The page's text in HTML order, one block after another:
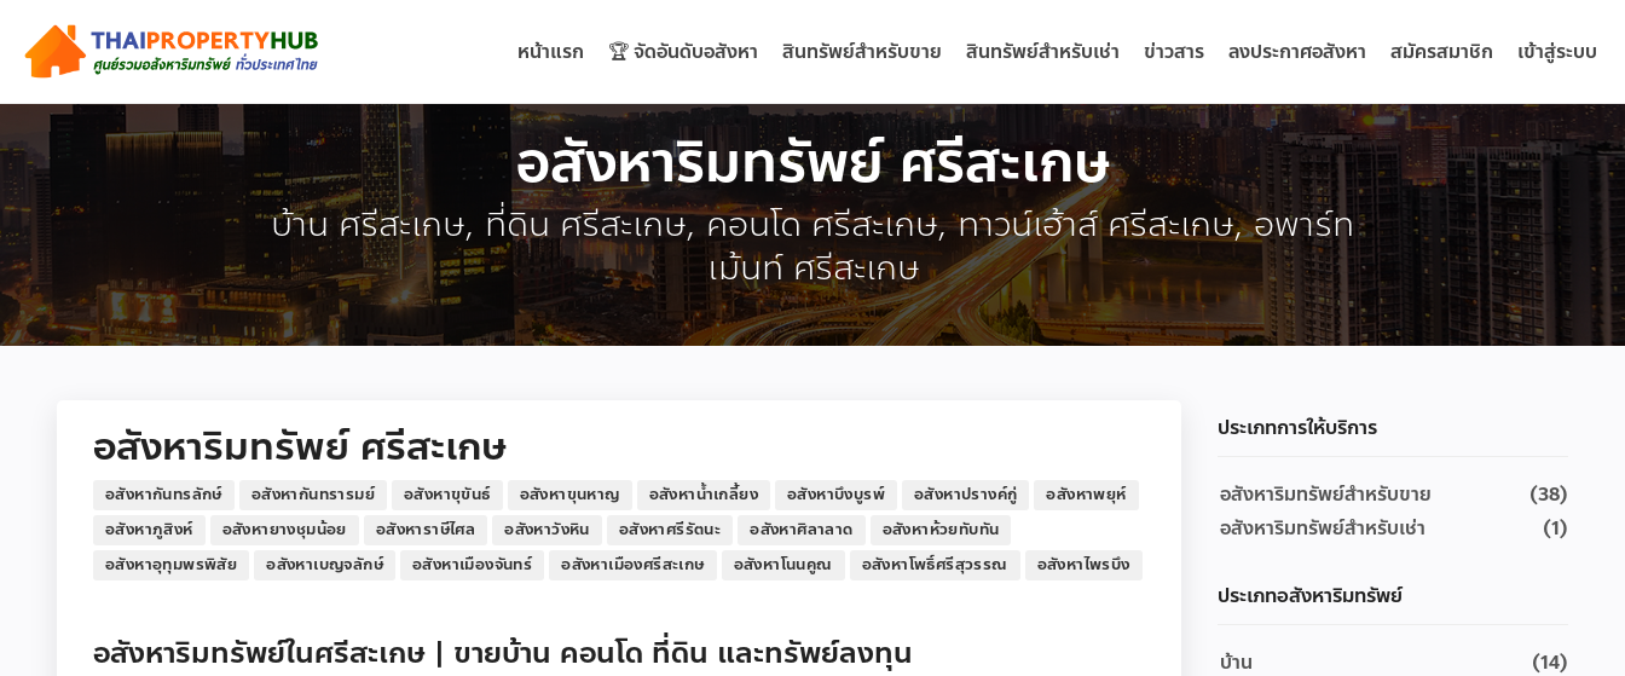
หน้าแรก 🏆 จัดอันดับอสังหา สินทรัพย์สำหรับขาย สินทรัพย์สำหรับเช่า ข่าวสาร ลงประกาศอสังหา สมัครสมาชิก เข้าสู่ระบบ
อสังหาริมทรัพย์ ศรีสะเกษ
บ้าน ศรีสะเกษ, ที่ดิน ศรีสะเกษ, คอนโด ศรีสะเกษ, ทาวน์เฮ้าส์ ศรีสะเกษ, อพาร์ท
เม้นท์ ศรีสะเกษ
อสังหาริมทรัพย์ ศรีสะเกษ
อสังหากันทรลักษ์ อสังหากันทรารมย์ อสังหาขุขันธ์ อสังหาขุนหาญ อสังหาน้ำเกลี้ยง อสังหาบึงบูรพ์ อสังหาปรางค์กู่
อสังหาพยุห์
อสังหาภูสิงห์
อสังหายางชุมน้อย อสังหาราษีไศล อสังหาวังหิน อสังหาศรีรัตนะ อสังหาศิลาลาด
อสังหาห้วยทับทัน
อสังหาอุทุมพรพิสัย
อสังหาเบญจลักษ์ อสังหาเมืองจันทร์ อสังหาเมืองศรีสะเกษ อสังหาโนนคูณ อสังหาโพธิ์ศรีสุวรรณ อสังหาไพรบึง
อสังหาริมทรัพย์ในศรีสะเกษ | ขายบ้าน คอนโด ที่ดิน และทรัพย์ลงทุน
ประเภทการให้บริการ
อสังหาริมทรัพย์สำหรับขาย
(38)
อสังหาริมทรัพย์สำหรับเช่า
(1)
ประเภทอสังหาริมทรัพย์
บ้าน
(14)